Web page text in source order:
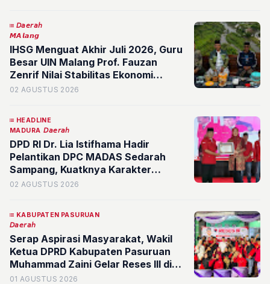
𝘋𝘢𝘦𝘳𝘢𝘩
𝙈𝘼𝙡𝙖𝙣𝙜
IHSG Menguat Akhir Juli 2026, Guru
Besar UIN Malang Prof. Fauzan
Zenrif Nilai Stabilitas Ekonomi
Indonesia Semakin Kokoh
02 AGUSTUS 2026
HEADLINE
MADURA 𝘋𝘢𝘦𝘳𝘢𝘩
DPD RI Dr. Lia Istifhama Hadir
Pelantikan DPC MADAS Sedarah
Sampang, Kuatknya Karakter
Madura Jaga Keutuhan Bangsa
02 AGUSTUS 2026
KABUPATEN PASURUAN
𝘋𝘢𝘦𝘳𝘢𝘩
Serap Aspirasi Masyarakat, Wakil
Ketua DPRD Kabupaten Pasuruan
Muhammad Zaini Gelar Reses III di
Desa Ngabar Kecamatan Kraton
01 AGUSTUS 2026